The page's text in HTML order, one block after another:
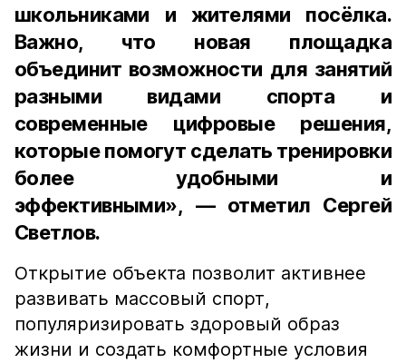
школьниками и жителями посёлка.
Важно, что новая площадка
объединит возможности для занятий
разными видами спорта и
современные цифровые решения,
которые помогут сделать тренировки
более удобными и
эффективными», — отметил Сергей
Светлов.
Открытие объекта позволит активнее
развивать массовый спорт,
популяризировать здоровый образ
жизни и создать комфортные условия